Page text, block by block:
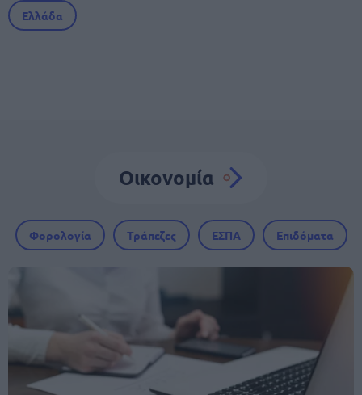
Ελλάδα
Οικονομία
Φορολογία Τράπεζες ΕΣΠΑ Επιδόματα